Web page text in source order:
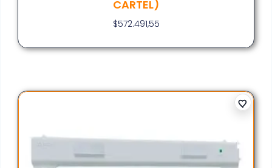
CARTEL)
$572.491,55